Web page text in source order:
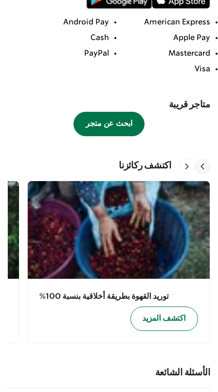
American Express
Android Pay
Apple Pay
Cash
Mastercard
PayPal
Visa
متاجر قريبة
ابحث عن متجر
اكتشف ركائزنا
توريد القهوة بطريقة أخلاقية بنسبة 100%
اكتشف المزيد
الأسئلة الشائعة